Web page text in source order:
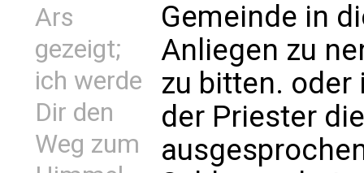
Ars
gezeigt;
ich werde
Dir den
Weg zum
Gemeinde in
Anliegen zu
zu bitten. oder
der Priester